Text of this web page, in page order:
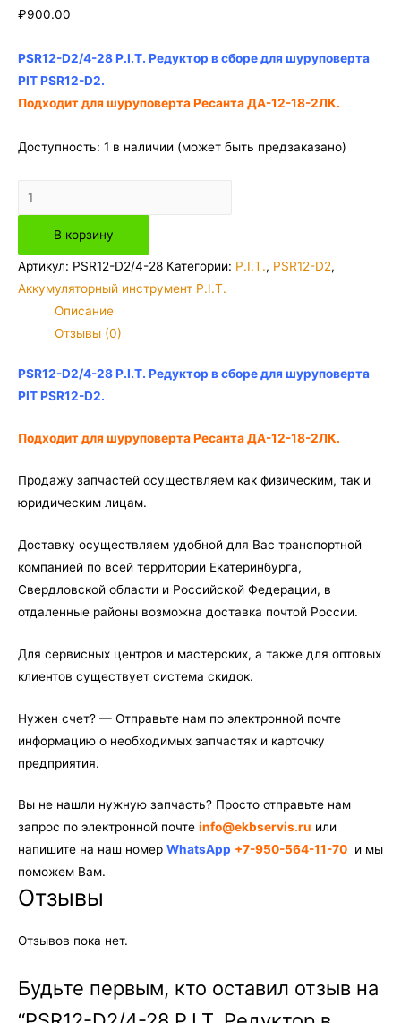
₽900.00
PSR12-D2/4-28 P.I.T. Редуктор в сборе для шуруповерта
PIT PSR12-D2.
Подходит для шуруповерта Ресанта ДА-12-18-2ЛК.
Доступность: 1 в наличии (может быть предзаказано)
Количество
товара
PSR12-
D2/4-
сборе
для
PIT
D2
В корзину
Артикул: PSR12-D2/4-28 Категории: P.I.T., PSR12-D2,
Аккумуляторный инструмент P.I.T.
Описание
Отзывы (0)
PSR12-D2/4-28 P.I.T. Редуктор в сборе для шуруповерта
PIT PSR12-D2.
Подходит для шуруповерта Ресанта ДА-12-18-2ЛК.
Продажу запчастей осуществляем как физическим, так и
юридическим лицам.
Доставку осуществляем удобной для Вас транспортной
компанией по всей территории Екатеринбурга,
Свердловской области и Российской Федерации, в
отдаленные районы возможна доставка почтой России.
Для сервисных центров и мастерских, а также для оптовых
клиентов существует система скидок.
Нужен счет? — Отправьте нам по электронной почте
информацию о необходимых запчастях и карточку
предприятия.
Вы не нашли нужную запчасть? Просто отправьте нам
запрос по электронной почте info@ekbservis.ru или
напишите на наш номер WhatsApp +7-950-564-11-70 и мы
поможем Вам.
Отзывы
Отзывов пока нет.
Будьте первым, кто оставил отзыв на